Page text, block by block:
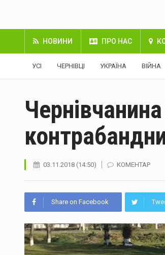
НОВИНИ ПРО НАС
УСІ ЧЕРНІВЦІ УКРАЇНА ВІЙНА
03.11.2018 (14:50) КОМЕНТАР
Share on Facebook